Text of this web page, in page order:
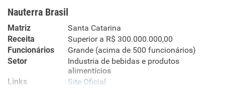
Nauterra Brasil
Matriz
Santa Catarina
Receita
Superior a R$ 300.000.000,00
Funcionários
Grande (acima de 500 funcionários)
Setor
Industria de bebidas e produtos
alimentícios
Links
Site Oficial